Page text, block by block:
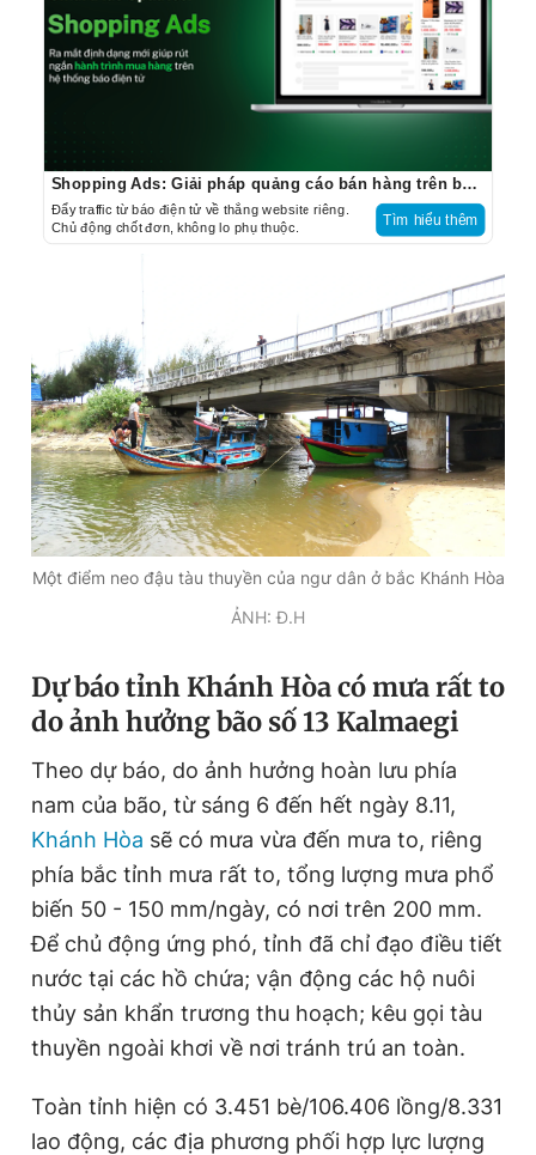
Shopping Ads: Giải pháp quảng cáo bán hàng trên báo điện tử
Đẩy traffic từ báo điện tử về thẳng website riêng.
Chủ động chốt đơn, không lo phụ thuộc.
Tìm hiểu thêm
Một điểm neo đậu tàu thuyền của ngư dân ở bắc Khánh Hòa
ẢNH: Đ.H
Dự báo tỉnh Khánh Hòa có mưa rất to
do ảnh hưởng bão số 13 Kalmaegi
Theo dự báo, do ảnh hưởng hoàn lưu phía
nam của bão, từ sáng 6 đến hết ngày 8.11,
Khánh Hòa sẽ có mưa vừa đến mưa to, riêng
phía bắc tỉnh mưa rất to, tổng lượng mưa phổ
biến 50 - 150 mm/ngày, có nơi trên 200 mm.
Để chủ động ứng phó, tỉnh đã chỉ đạo điều tiết
nước tại các hồ chứa; vận động các hộ nuôi
thủy sản khẩn trương thu hoạch; kêu gọi tàu
thuyền ngoài khơi về nơi tránh trú an toàn.
Toàn tỉnh hiện có 3.451 bè/106.406 lồng/8.331
lao động, các địa phương phối hợp lực lượng